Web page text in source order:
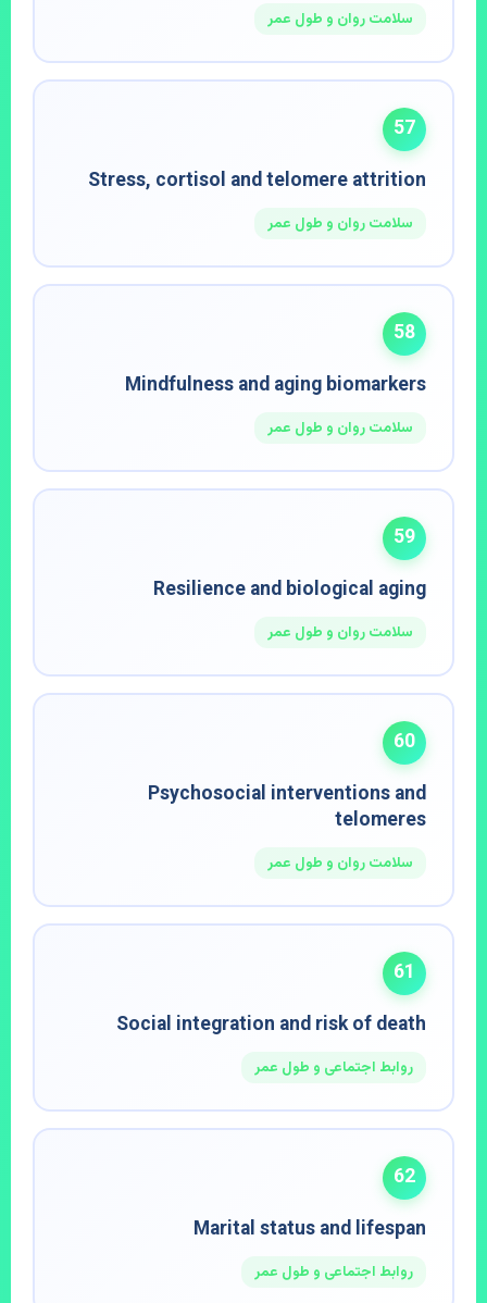
سلامت روان و طول عمر
57
Stress, cortisol and telomere attrition
سلامت روان و طول عمر
58
Mindfulness and aging biomarkers
سلامت روان و طول عمر
59
Resilience and biological aging
سلامت روان و طول عمر
60
Psychosocial interventions and
telomeres
سلامت روان و طول عمر
61
Social integration and risk of death
روابط اجتماعی و طول عمر
62
Marital status and lifespan
روابط اجتماعی و طول عمر